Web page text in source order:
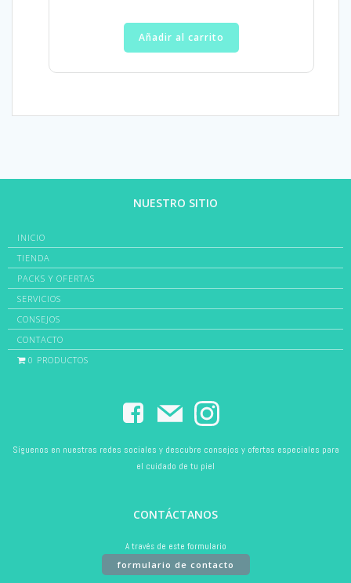
Añadir al carrito
NUESTRO SITIO
INICIO
TIENDA
PACKS Y OFERTAS
SERVICIOS
CONSEJOS
CONTACTO
0 PRODUCTOS
Síguenos en nuestras redes sociales y descubre consejos y ofertas especiales para
el cuidado de tu piel
CONTÁCTANOS
A través de este formulario
formulario de contacto